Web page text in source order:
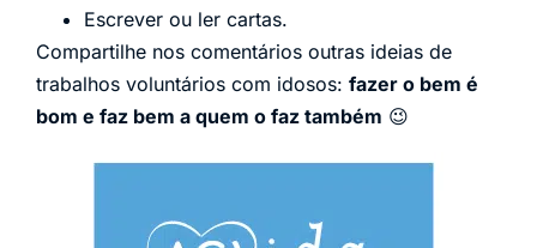
Escrever ou ler cartas.
Compartilhe nos comentários outras ideias de
trabalhos voluntários com idosos: fazer o bem é
bom e faz bem a quem o faz também 😉